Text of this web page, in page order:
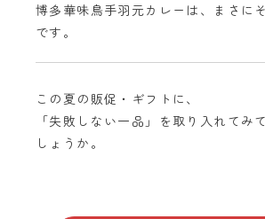
博多華味鳥手羽元カレーは、まさに
です。
この夏の販促・ギフトに、
「失敗しない一品」を取り入れてみ
しょうか。